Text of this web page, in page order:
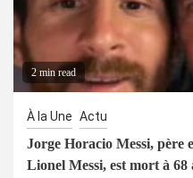
2 min read
À la Une Actu
Jorge Horacio Messi, père
Lionel Messi, est mort à 68